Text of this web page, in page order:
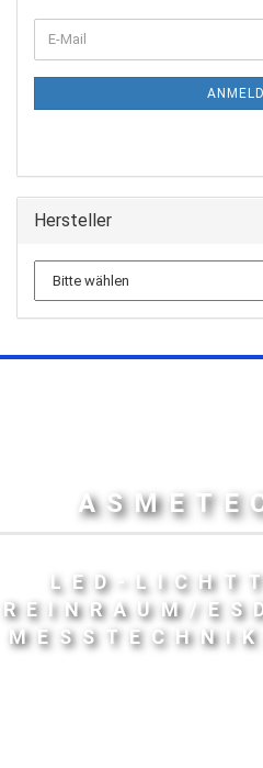
Hersteller
LED-
REINRAUM/